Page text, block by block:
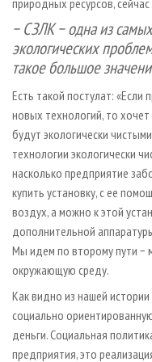
− СЗЛК − одна из
экологических
такое большое
Есть такой постулат:
новых технологий, то
будут экологически
технологии экологически
насколько предприятие
купить установку, с ее
воздух, а можно к этой
дополнительной
Мы идем по второму пути −
окружающую среду.
Как видно из нашей
социально
деньги. Социальная
предприятия, это